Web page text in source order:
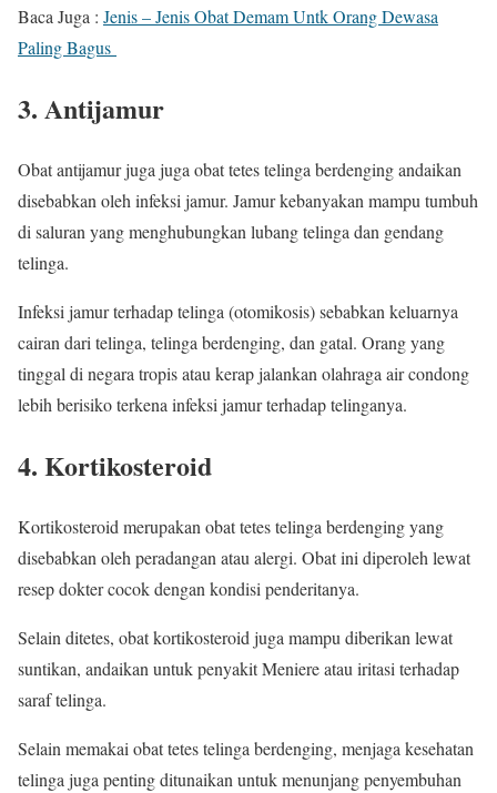
Baca Juga : Jenis – Jenis Obat Demam Untk Orang Dewasa
Paling Bagus
3. Antijamur
Obat antijamur juga juga obat tetes telinga berdenging andaikan
disebabkan oleh infeksi jamur. Jamur kebanyakan mampu tumbuh
di saluran yang menghubungkan lubang telinga dan gendang
telinga.
Infeksi jamur terhadap telinga (otomikosis) sebabkan keluarnya
cairan dari telinga, telinga berdenging, dan gatal. Orang yang
tinggal di negara tropis atau kerap jalankan olahraga air condong
lebih berisiko terkena infeksi jamur terhadap telinganya.
4. Kortikosteroid
Kortikosteroid merupakan obat tetes telinga berdenging yang
disebabkan oleh peradangan atau alergi. Obat ini diperoleh lewat
resep dokter cocok dengan kondisi penderitanya.
Selain ditetes, obat kortikosteroid juga mampu diberikan lewat
suntikan, andaikan untuk penyakit Meniere atau iritasi terhadap
saraf telinga.
Selain memakai obat tetes telinga berdenging, menjaga kesehatan
telinga juga penting ditunaikan untuk menunjang penyembuhan